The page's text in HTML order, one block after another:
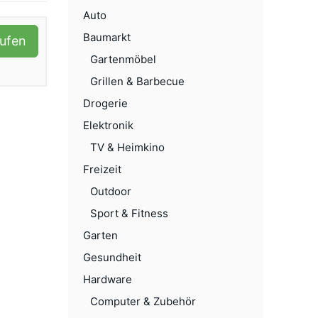
Auto
Baumarkt
Gartenmöbel
Grillen & Barbecue
Drogerie
Elektronik
TV & Heimkino
Freizeit
Outdoor
Sport & Fitness
Garten
Gesundheit
Hardware
Computer & Zubehör